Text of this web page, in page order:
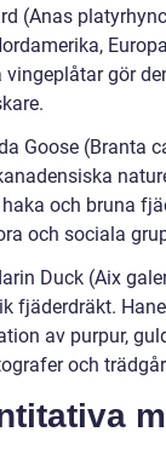
(Anas
vingeplåtar gör
Goose (Branta
och bruna
och sociala
Duck (Aix
fjäderdräkt.
av purpur,
och